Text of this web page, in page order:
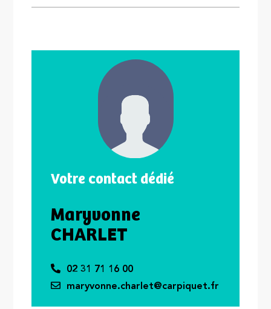
Votre contact dédié
Maryvonne
CHARLET
02 31 71 16 00
maryvonne.charlet@carpiquet.fr